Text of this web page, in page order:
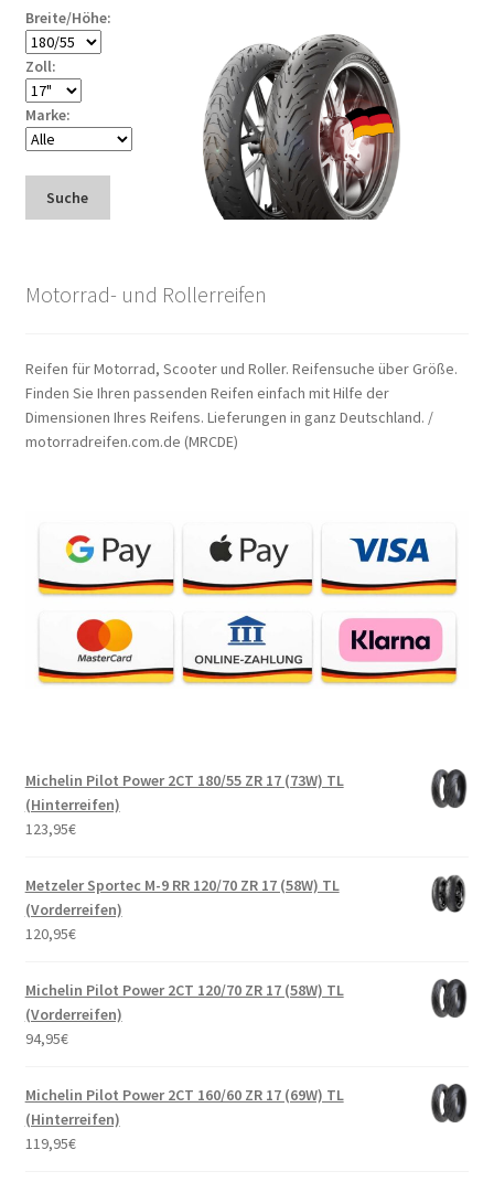
Breite/Höhe:
Zoll:
Marke:
Suche
Motorrad- und Rollerreifen
Reifen für Motorrad, Scooter und Roller. Reifensuche über Größe.
Finden Sie Ihren passenden Reifen einfach mit Hilfe der
Dimensionen Ihres Reifens. Lieferungen in ganz Deutschland. /
motorradreifen.com.de (MRCDE)
Michelin Pilot Power 2CT 180/55 ZR 17 (73W) TL
(Hinterreifen)
123,95€
Metzeler Sportec M-9 RR 120/70 ZR 17 (58W) TL
(Vorderreifen)
120,95€
Michelin Pilot Power 2CT 120/70 ZR 17 (58W) TL
(Vorderreifen)
94,95€
Michelin Pilot Power 2CT 160/60 ZR 17 (69W) TL
(Hinterreifen)
119,95€